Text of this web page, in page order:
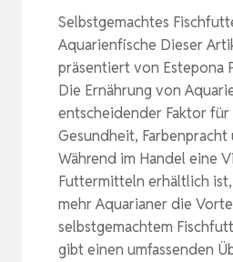
Selbstgemachtes
Aquarienfische Dieser
präsentiert von Estepona
Die Ernährung von
entscheidender Faktor für
Gesundheit, Farbenpracht
Während im Handel eine
Futtermitteln erhältlich
mehr Aquarianer die
selbstgemachtem
gibt einen umfassenden